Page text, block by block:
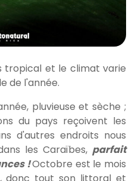
tropical et le climat varie
de l'année.
pluvieuse et sèche ;
du pays reçoivent les
d'autres endroits nous
les Caraïbes, parfait
!Octobre est le mois
donc tout son littoral et